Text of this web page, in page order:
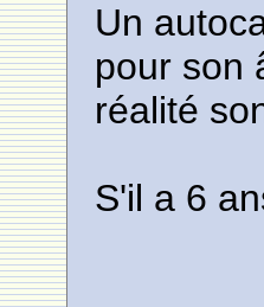
Un
pour son
réalité
S'il a 6